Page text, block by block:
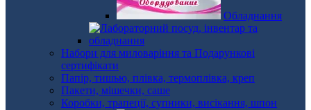
Обладнання
Набори для миловаріння та Подарункові
сертифікати
Папір, тишью, плівка, термоплівка, креп
Пакети, мішечки, саше
Коробки, трапеції, супники, висікання, шпон